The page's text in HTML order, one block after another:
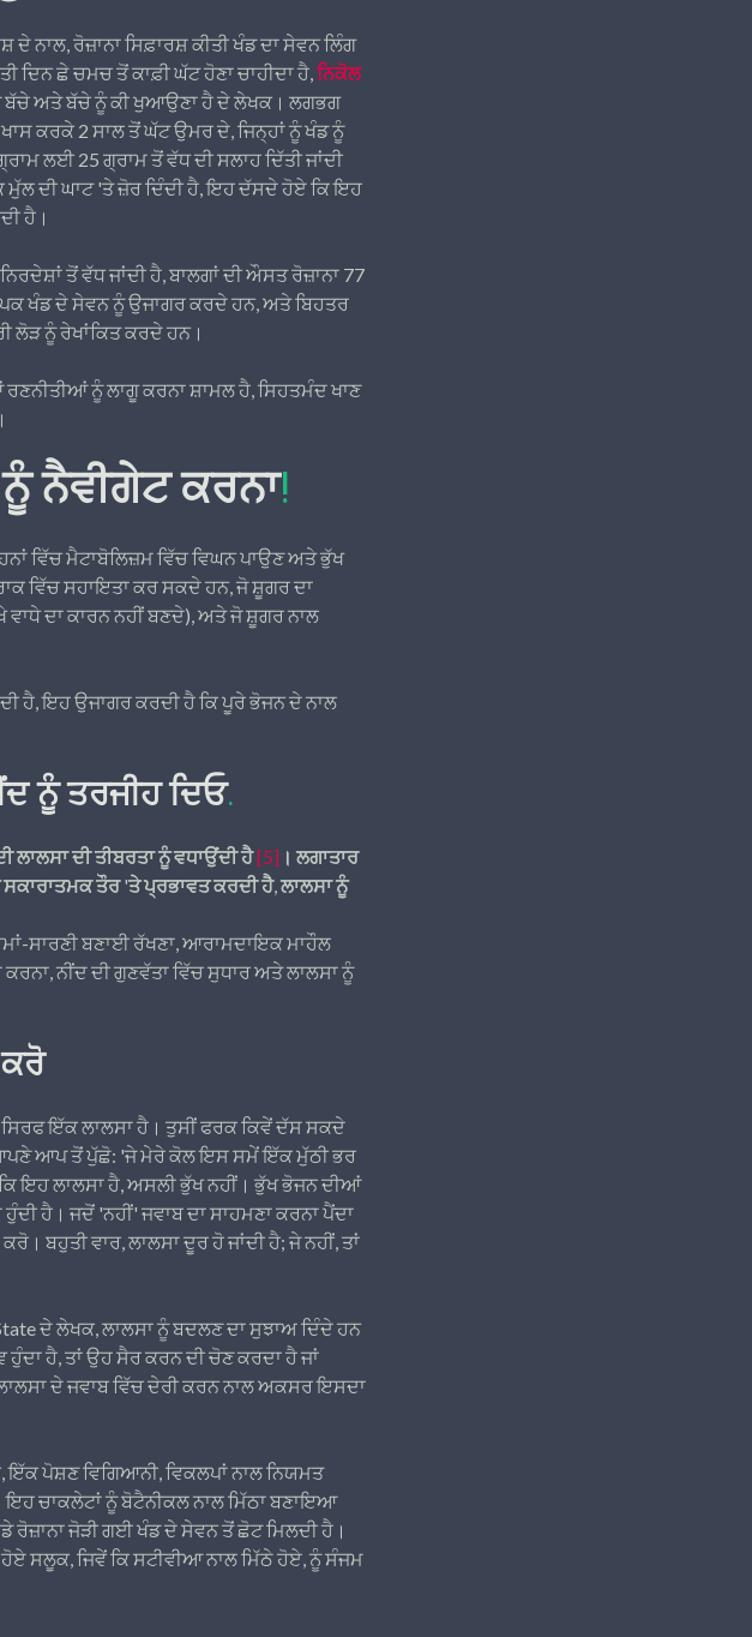
ਰੋਜ਼ਾਨਾ ਸਿਫ਼ਾਰਸ਼ ਕੀਤੀ ਖੰਡ ਦਾ ਸੇਵਨ ਲਿੰਗ
ਛੇ ਚਮਚ ਤੋਂ ਕਾਫ਼ੀ ਘੱਟ ਹੋਣਾ ਚਾਹੀਦਾ ਹੈ, ਨਿਕੋਲ
ਬੱਚੇ ਅਤੇ ਬੱਚੇ ਨੂੰ ਕੀ ਖੁਆਉਣਾ ਹੈ ਦੇ ਲੇਖਕ। ਲਗਭਗ
ਕਰਕੇ 2 ਸਾਲ ਤੋਂ ਘੱਟ ਉਮਰ ਦੇ, ਜਿਨ੍ਹਾਂ ਨੂੰ ਖੰਡ ਨੂੰ
ਲਈ 25 ਗ੍ਰਾਮ ਤੋਂ ਵੱਧ ਦੀ ਸਲਾਹ ਦਿੱਤੀ ਜਾਂਦੀ
ਮੁੱਲ ਦੀ ਘਾਟ 'ਤੇ ਜ਼ੋਰ ਦਿੰਦੀ ਹੈ, ਇਹ ਦੱਸਦੇ ਹੋਏ ਕਿ ਇਹ
ਹੈ।
ਤੋਂ ਵੱਧ ਜਾਂਦੀ ਹੈ, ਬਾਲਗਾਂ ਦੀ ਔਸਤ ਰੋਜ਼ਾਨਾ 77
ਖੰਡ ਦੇ ਸੇਵਨ ਨੂੰ ਉਜਾਗਰ ਕਰਦੇ ਹਨ, ਅਤੇ ਬਿਹਤਰ
ਲੋੜ ਨੂੰ ਰੇਖਾਂਕਿਤ ਕਰਦੇ ਹਨ।
ਰਣਨੀਤੀਆਂ ਨੂੰ ਲਾਗੂ ਕਰਨਾ ਸ਼ਾਮਲ ਹੈ, ਸਿਹਤਮੰਦ ਖਾਣ
ਨੈਵੀਗੇਟ ਕਰਨਾ!
ਵਿੱਚ ਮੈਟਾਬੋਲਿਜ਼ਮ ਵਿੱਚ ਵਿਘਨ ਪਾਉਣ ਅਤੇ ਭੁੱਖ
ਵਿੱਚ ਸਹਾਇਤਾ ਕਰ ਸਕਦੇ ਹਨ, ਜੋ ਸ਼ੂਗਰ ਦਾ
ਦਾ ਕਾਰਨ ਨਹੀਂ ਬਣਦੇ), ਅਤੇ ਜੋ ਸ਼ੂਗਰ ਨਾਲ
ਹੈ, ਇਹ ਉਜਾਗਰ ਕਰਦੀ ਹੈ ਕਿ ਪੂਰੇ ਭੋਜਨ ਦੇ ਨਾਲ
ਨੂੰ ਤਰਜੀਹ ਦਿਓ.
ਲਾਲਸਾ ਦੀ ਤੀਬਰਤਾ ਨੂੰ ਵਧਾਉਂਦੀ ਹੈ[5] । ਲਗਾਤਾਰ
ਤੌਰ 'ਤੇ ਪ੍ਰਭਾਵਤ ਕਰਦੀ ਹੈ, ਲਾਲਸਾ ਨੂੰ
ਸਾਰਣੀ ਬਣਾਈ ਰੱਖਣਾ, ਆਰਾਮਦਾਇਕ ਮਾਹੌਲ
ਨੀਂਦ ਦੀ ਗੁਣਵੱਤਾ ਵਿੱਚ ਸੁਧਾਰ ਅਤੇ ਲਾਲਸਾ ਨੂੰ
ਇੱਕ ਲਾਲਸਾ ਹੈ। ਤੁਸੀਂ ਫਰਕ ਕਿਵੇਂ ਦੱਸ ਸਕਦੇ
ਆਪ ਤੋਂ ਪੁੱਛੋ: 'ਜੇ ਮੇਰੇ ਕੋਲ ਇਸ ਸਮੇਂ ਇੱਕ ਮੁੱਠੀ ਭਰ
ਕਿ ਇਹ ਲਾਲਸਾ ਹੈ, ਅਸਲੀ ਭੁੱਖ ਨਹੀਂ। ਭੁੱਖ ਭੋਜਨ ਦੀਆਂ
ਹੈ। ਜਦੋਂ 'ਨਹੀਂ' ਜਵਾਬ ਦਾ ਸਾਹਮਣਾ ਕਰਨਾ ਪੈਂਦਾ
ਬਹੁਤੀ ਵਾਰ, ਲਾਲਸਾ ਦੂਰ ਹੋ ਜਾਂਦੀ ਹੈ; ਜੇ ਨਹੀਂ, ਤਾਂ
ਦੇ ਲੇਖਕ, ਲਾਲਸਾ ਨੂੰ ਬਦਲਣ ਦਾ ਸੁਝਾਅ ਦਿੰਦੇ ਹਨ
ਹੈ, ਤਾਂ ਉਹ ਸੈਰ ਕਰਨ ਦੀ ਚੋਣ ਕਰਦਾ ਹੈ ਜਾਂ
ਦੇ ਜਵਾਬ ਵਿੱਚ ਦੇਰੀ ਕਰਨ ਨਾਲ ਅਕਸਰ ਇਸਦਾ
ਇੱਕ ਪੋਸ਼ਣ ਵਿਗਿਆਨੀ, ਵਿਕਲਪਾਂ ਨਾਲ ਨਿਯਮਤ
ਇਹ ਚਾਕਲੇਟਾਂ ਨੂੰ ਬੋਟੈਨੀਕਲ ਨਾਲ ਮਿੱਠਾ ਬਣਾਇਆ
ਰੋਜ਼ਾਨਾ ਜੋੜੀ ਗਈ ਖੰਡ ਦੇ ਸੇਵਨ ਤੋਂ ਛੋਟ ਮਿਲਦੀ ਹੈ।
ਸਲੂਕ, ਜਿਵੇਂ ਕਿ ਸਟੀਵੀਆ ਨਾਲ ਮਿੱਠੇ ਹੋਏ, ਨੂੰ ਸੰਜਮ